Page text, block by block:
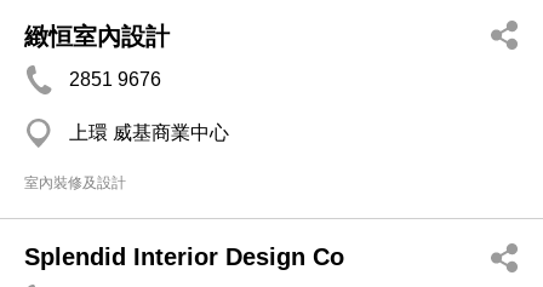
緻恒室內設計
2851 9676
上環 威基商業中心
室內裝修及設計
Splendid Interior Design Co